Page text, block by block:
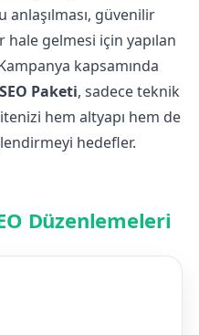
güvenilir
gelmesi için yapılan
kapsamında
Paketi, sadece teknik
hem altyapı hem de
hedefler.
Düzenlemeleri